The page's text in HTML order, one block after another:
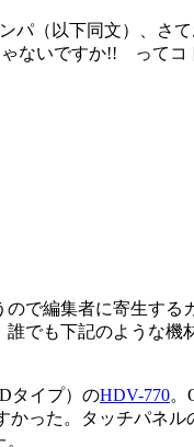
（以下同文）、さ
ないですか!! ってコ
で編集者に寄生する
でも下記のような機
タイプ）のHDV-770。
った。タッチパネ